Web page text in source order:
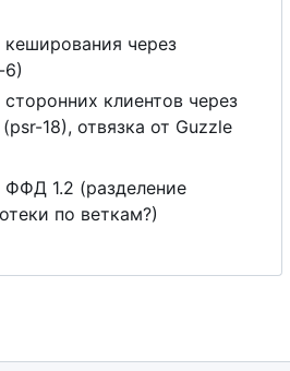
через
6)
клиентов через
18), отвязка от Guzzle
1.2 (разделение
по веткам?)